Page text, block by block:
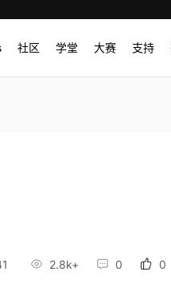
社区 学堂 大赛 支持
2.8k+ 0 0